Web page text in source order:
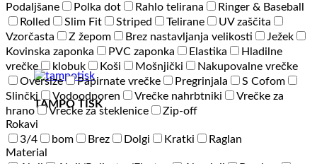
TAMPO TISK
Podaljšane
Polka dot Rahlo telirana
Ringer & Baseball
Rolled
Slim Fit Striped Telirane
UV zaščita
Vzorčasta
Z žepom Brez nastavljanja velikosti
Ježek
Kovinska zaponka
PVC zaponka Elastika
Hladilne
vrečke
klobuk Koši Mošnjički
Nakupovalne vrečke
Oversize
Papirnate vrečke Pregrinjala
S Cofom
Slinčki
Vodoodporen Vrečke nahrbtniki
Vrečke za
hrano
Vrečke za steklenice
Zip-off
Rokavi
3/4
bom Brez Dolgi Kratki
Raglan
Material